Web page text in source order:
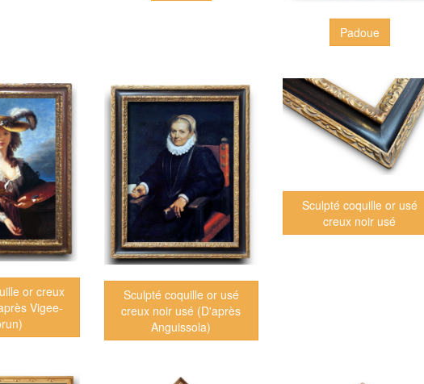
Padoue
or creux
Vigee-
Sculpté coquille or usé
creux noir usé (D'après
Anguissola)
Sculpté coquille or usé
creux noir usé